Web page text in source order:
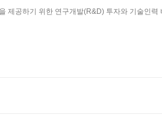
제공하기 위한 연구개발(R&D) 투자와 기술인력